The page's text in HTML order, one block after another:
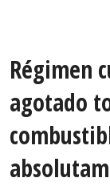
Régimen
agotado